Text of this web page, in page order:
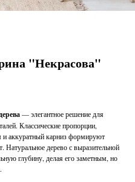
"Некрасова"
— элегантное решение для
Классические пропорции,
и аккуратный карниз формируют
Натуральное дерево с выразительной
глубину, делая его заметным, но